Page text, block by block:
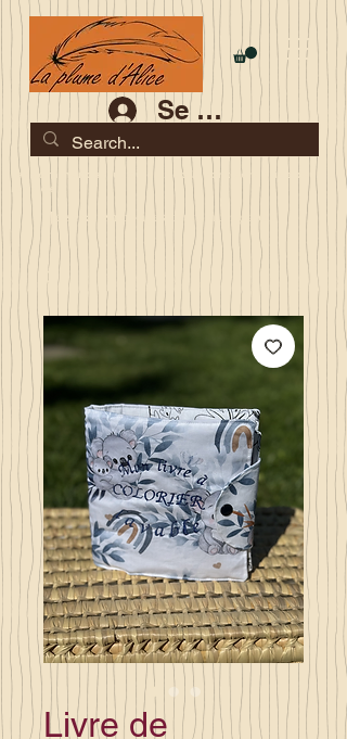
Se connecter
Les commandes jusqu'au 2 août sont garanties pour la
rentrée
Je serai en congés du 10 au 23 août
Livre de